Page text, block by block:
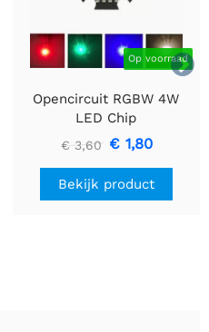

Op voorraad
Opencircuit RGBW 4W
LED Chip
€ 3,60 € 1,80
Bekijk product